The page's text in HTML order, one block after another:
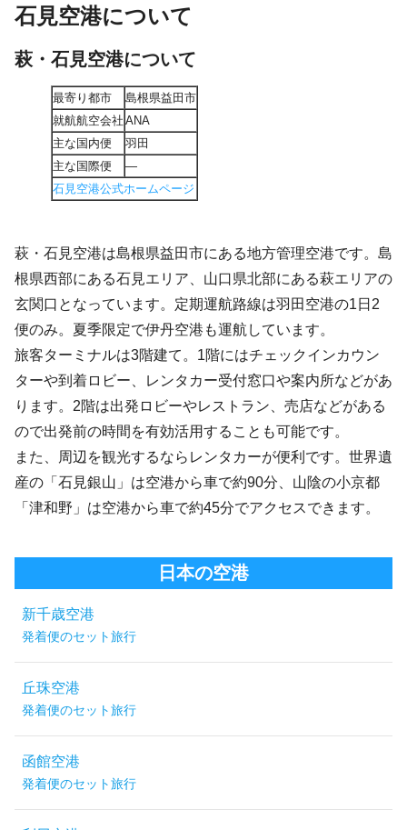
石見空港について
萩・石見空港について
最寄り都市
島根県益田市
就航航空会社 ANA
主な国内便
羽田
主な国際便
―
石見空港公式ホームページ
萩・石見空港は島根県益田市にある地方管理空港です。島
根県西部にある石見エリア、山口県北部にある萩エリアの
玄関口となっています。定期運航路線は羽田空港の1日2
便のみ。夏季限定で伊丹空港も運航しています。
旅客ターミナルは3階建て。1階にはチェックインカウン
ターや到着ロビー、レンタカー受付窓口や案内所などがあ
ります。2階は出発ロビーやレストラン、売店などがある
ので出発前の時間を有効活用することも可能です。
また、周辺を観光するならレンタカーが便利です。世界遺
産の「石見銀山」は空港から車で約90分、山陰の小京都
「津和野」は空港から車で約45分でアクセスできます。
日本の空港
新千歳空港
発着便のセット旅行
丘珠空港
発着便のセット旅行
函館空港
発着便のセット旅行